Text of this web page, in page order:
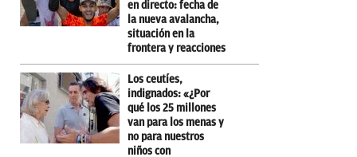
en directo: fecha de
la nueva avalancha,
situación en la
frontera y reacciones
Los ceutíes,
indignados: «¿Por
qué los 25 millones
van para los menas y
no para nuestros
niños con